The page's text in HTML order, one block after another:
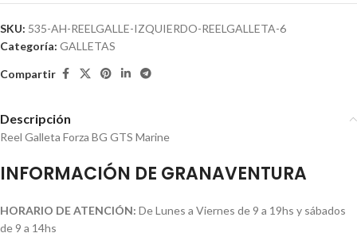
SKU: 535-AH-REELGALLE-IZQUIERDO-REELGALLETA-6
Categoría: GALLETAS
Compartir
Descripción
Reel Galleta Forza BG GTS Marine
INFORMACIÓN DE GRANAVENTURA
HORARIO DE ATENCIÓN: De Lunes a Viernes de 9 a 19hs y sábados
de 9 a 14hs